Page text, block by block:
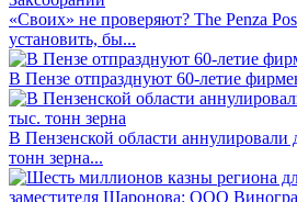
«Своих» не проверяют? The Penza
установить, бы...
В Пензе отпразднуют 60-летие
В Пензенской области аннулировали
тонн зерна...